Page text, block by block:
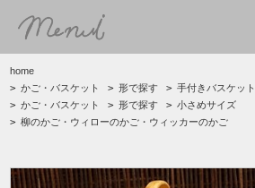
home
> かご・バスケット > 形で探す > 手付きバスケット
> かご・バスケット > 形で探す > 小さめサイズ
> 柳のかご・ウィローのかご・ウィッカーのかご